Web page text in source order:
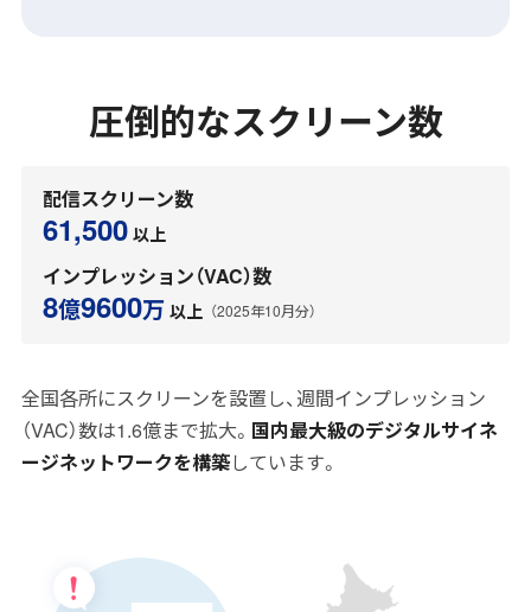
圧倒的なスクリーン数
配信スクリーン数
61,500 以上
インプレッション（VAC）数
8億9600万 以上 （2025年10月分）
全国各所にスクリーンを設置し、週間インプレッション
（VAC）数は1.6億まで拡大。 国内最大級のデジタルサイネ
ージネットワークを構築しています。